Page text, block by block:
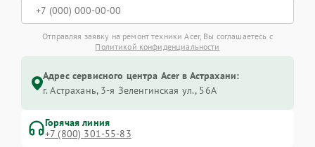
Отправляя заявку на ремонт техники Acer, Вы соглашаетесь с
Политикой конфиденциальности
Адрес сервисного центра Acer в Астрахани:
г. Астрахань, 3-я Зеленгинская ул., 56А
Горячая линия
+7 (800) 301-55-83